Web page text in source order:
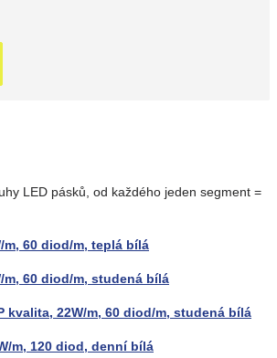
LED pásků, od každého jeden segment =
m, 60 diod/m, teplá bílá
m, 60 diod/m, studená bílá
kvalita, 22W/m, 60 diod/m, studená bílá
m, 120 diod, denní bílá